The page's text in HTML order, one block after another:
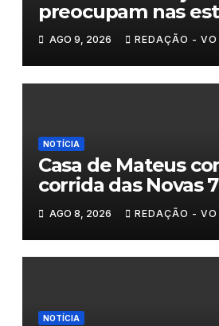
preocupam nas
Trás-os-Montes
AGO 9, 2026 REDAÇÃO - VO
NOTÍCIA
Casa de Mateus
corrida das Novas 7
Maravilhas de
AGO 8, 2026 REDAÇÃO - VO
NOTÍCIA